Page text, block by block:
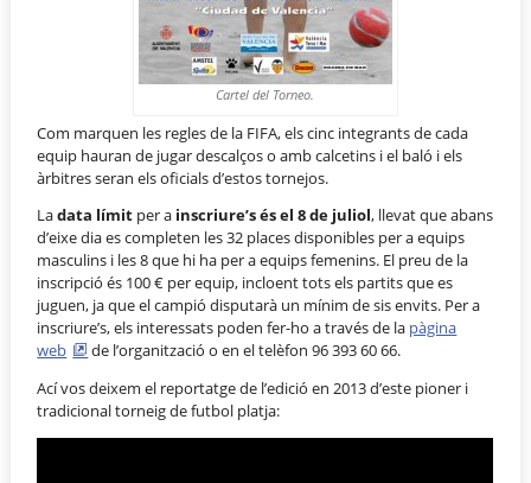
Cartel del Torneo.
Com marquen les regles de la FIFA, els cinc integrants de cada
equip hauran de jugar descalços o amb calcetins i el baló i els
àrbitres seran els oficials d’estos tornejos.
Ladata límit per a inscriure’s és el 8 de juliol, llevat que abans
d’eixe dia es completen les 32 places disponibles per a equips
masculins i les 8 que hi ha per a equips femenins. El preu de la
inscripció és 100 € per equip, incloent tots els partits que es
juguen, ja que el campió disputarà un mínim de sis envits. Per a
inscriure’s, els interessats poden fer-ho a través de la pàgina
web
de l’organització o en el telèfon 96 393 60 66.
Ací vos deixem el reportatge de l’edició en 2013 d’este pioner i
tradicional torneig de futbol platja: